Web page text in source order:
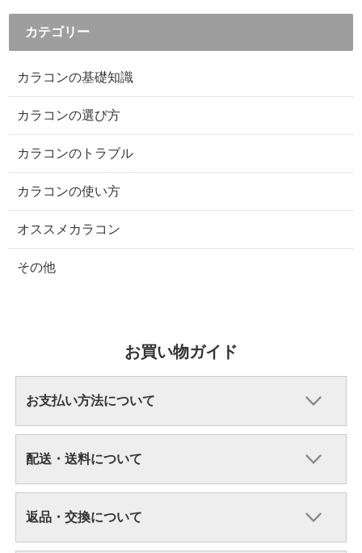
カテゴリー
カラコンの基礎知識
カラコンの選び方
カラコンのトラブル
カラコンの使い方
オススメカラコン
その他
お買い物ガイド
お支払い方法について
配送・送料について
返品・交換について